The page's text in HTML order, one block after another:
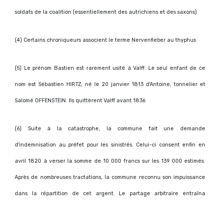
soldats de la coalition (essentiellement des autrichiens et des saxons)
(4) Certains chroniqueurs associent le terme Nervenfieber au thyphus
(5) Le prénom Bastien est rarement usité à Valff. Le seul enfant de ce
nom est Sébastien HIRTZ, né le 20 janvier 1813 d'Antoine, tonnelier et
Salomé OFFENSTEIN. Ils quittèrent Valff avant 1836
(6) Suite à la catastrophe, la commune fait une demande
d'indemnisation au préfet pour les sinistrés. Celui-ci consent enfin en
avril 1820 à verser la somme de 10 000 francs sur les 139 000 estimés.
Après de nombreuses tractations, la commune reconnu son impuissance
dans la répartition de cet argent. Le partage arbitraire entraîna